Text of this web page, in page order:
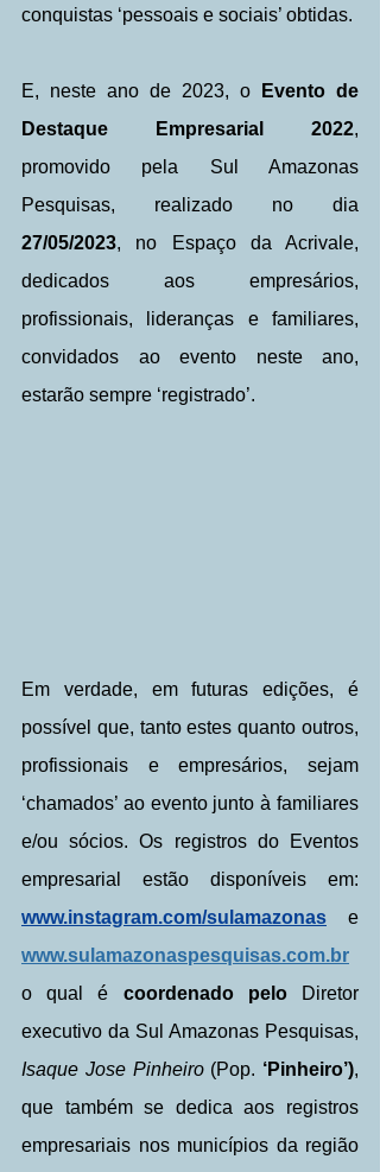
conquistas ‘pessoais e sociais’ obtidas.
E, neste ano de 2023, o Evento de
Destaque Empresarial 2022,
promovido pela Sul Amazonas
27/05/2023, no Espaço da Acrivale,
dedicados aos empresários,
profissionais, lideranças e familiares,
convidados ao evento neste ano,
estarão sempre ‘registrado’.
Em verdade, em futuras edições, é
possível que, tanto estes quanto outros,
profissionais e empresários, sejam
‘chamados’ ao evento junto à familiares
e/ou sócios. Os registros do Eventos
www.instagram.com/sulamazonas
www.sulamazonaspesquisas.com.br
o qual é coordenado pelo Diretor
executivo da Sul Amazonas Pesquisas,
Isaque Jose Pinheiro (Pop. ‘Pinheiro’),
que também se dedica aos registros
empresariais nos municípios da região